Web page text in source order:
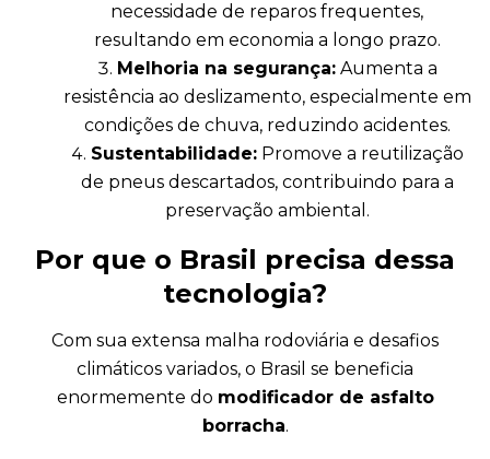
necessidade de reparos frequentes,
resultando em economia a longo prazo.
Melhoria na segurança:Aumenta a
resistência ao deslizamento, especialmente em
condições de chuva, reduzindo acidentes.
Sustentabilidade:Promove a reutilização
de pneus descartados, contribuindo para a
preservação ambiental.
Por que o Brasil precisa dessa
tecnologia?
Com sua extensa malha rodoviária e desafios
climáticos variados, o Brasil se beneficia
enormemente do modificador de asfalto
borracha.